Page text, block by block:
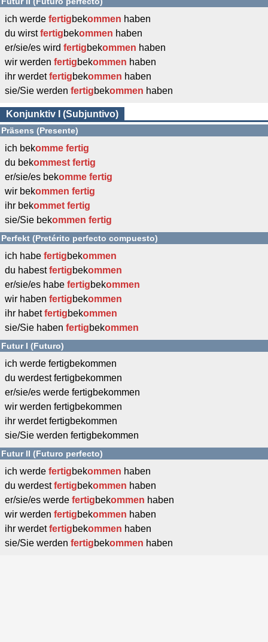
ich werde fertigbekommen haben
du wirstfertigbekommen haben
er/sie/es wird fertigbekommen haben
wir werden fertigbekommen haben
ihr werdetfertigbekommen haben
sie/Sie werden fertigbekommen haben
Konjunktiv I (Subjuntivo)
Präsens (Presente)
ich bekomme fertig
du bekommest fertig
er/sie/es bekomme fertig
wir bekommen fertig
ihr bekommet fertig
sie/Sie bekommen fertig
Perfekt (Pretérito perfecto compuesto)
ich habe fertigbekommen
du habestfertigbekommen
er/sie/es habe fertigbekommen
wir haben fertigbekommen
ihr habetfertigbekommen
sie/Sie haben fertigbekommen
Futur I (Futuro)
ich werde fertigbekommen
du werdest fertigbekommen
er/sie/es werde fertigbekommen
wir werden fertigbekommen
ihr werdet fertigbekommen
sie/Sie werden fertigbekommen
Futur II (Futuro perfecto)
ich werde fertigbekommen haben
du werdestfertigbekommen haben
er/sie/es werde fertigbekommen haben
wir werden fertigbekommen haben
ihr werdetfertigbekommen haben
sie/Sie werden fertigbekommen haben